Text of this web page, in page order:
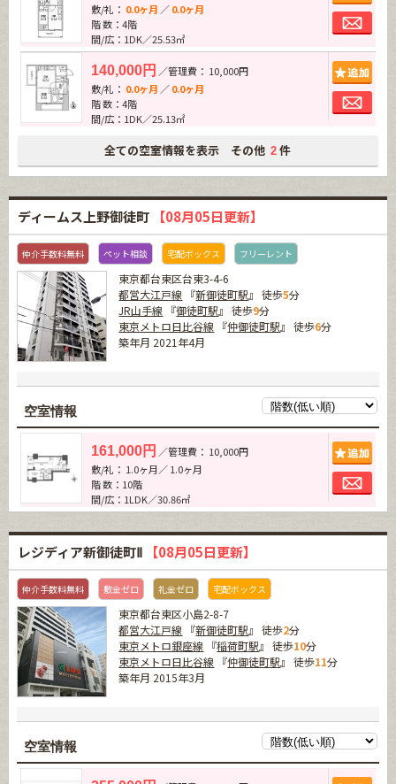
敷/礼： 0.0ヶ月 ／0.0ヶ月
階 数：4階
間/広：1DK／25.53㎡
140,000円 ／管理費： 10,000円
敷/礼： 0.0ヶ月 ／0.0ヶ月
階 数：4階
間/広：1DK／25.13㎡
全ての空室情報を表示 その他 2 件
ディームス上野御徒町 【08月05日更新】
仲介手数料無料 ペット相談 宅配ボックス フリーレント
東京都台東区台東3-4-6
都営大江戸線 『新御徒町駅』 徒歩5分
JR山手線 『御徒町駅』 徒歩9分
東京メトロ日比谷線 『仲御徒町駅』 徒歩6分
築年月 2021年4月
空室情報
161,000円 ／管理費： 10,000円
敷/礼： 1.0ヶ月／ 1.0ヶ月
階 数：10階
間/広：1LDK／30.86㎡
レジディア新御徒町Ⅱ 【08月05日更新】
仲介手数料無料 敷金ゼロ 礼金ゼロ 宅配ボックス
東京都台東区小島2-8-7
都営大江戸線 『新御徒町駅』 徒歩2分
東京メトロ銀座線 『稲荷町駅』 徒歩10分
東京メトロ日比谷線 『仲御徒町駅』 徒歩11分
築年月 2015年3月
空室情報